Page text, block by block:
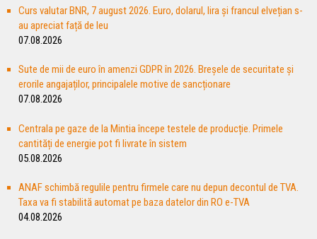
Curs valutar BNR, 7 august 2026. Euro, dolarul, lira și francul elvețian s-
au apreciat față de leu
07.08.2026
Sute de mii de euro în amenzi GDPR în 2026. Breșele de securitate și
erorile angajaților, principalele motive de sancționare
07.08.2026
Centrala pe gaze de la Mintia începe testele de producție. Primele
cantități de energie pot fi livrate în sistem
05.08.2026
ANAF schimbă regulile pentru firmele care nu depun decontul de TVA.
Taxa va fi stabilită automat pe baza datelor din RO e-TVA
04.08.2026